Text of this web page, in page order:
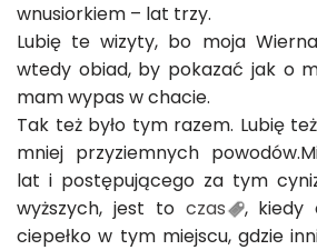
wnusiorkiem – lat trzy.
Lubię te wizyty, bo moja
wtedy obiad, by pokazać jak o
mam wypas w chacie.
Tak też było tym razem. Lubię
mniej przyziemnych
lat i postępującego za tym
wyższych, jest to czas
, kiedy
ciepełko w tym miejscu, gdzie